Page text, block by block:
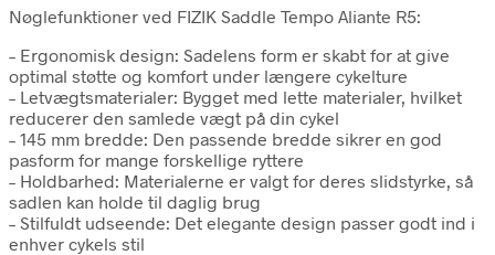
Nøglefunktioner ved FIZIK Saddle Tempo Aliante R5:
– Ergonomisk design: Sadelens form er skabt for at give
optimal støtte og komfort under længere cykelture
– Letvægtsmaterialer: Bygget med lette materialer, hvilket
reducerer den samlede vægt på din cykel
– 145 mm bredde: Den passende bredde sikrer en god
pasform for mange forskellige ryttere
– Holdbarhed: Materialerne er valgt for deres slidstyrke, så
sadlen kan holde til daglig brug
– Stilfuldt udseende: Det elegante design passer godt ind i
enhver cykels stil